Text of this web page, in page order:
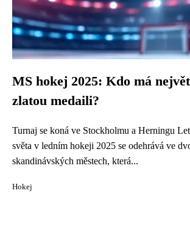
MS hokej 2025: Kdo má
zlatou medaili?
Turnaj se koná ve Stockholmu a Herningu
světa v ledním hokeji 2025 se odehrává ve
skandinávských městech, která...
Hokej